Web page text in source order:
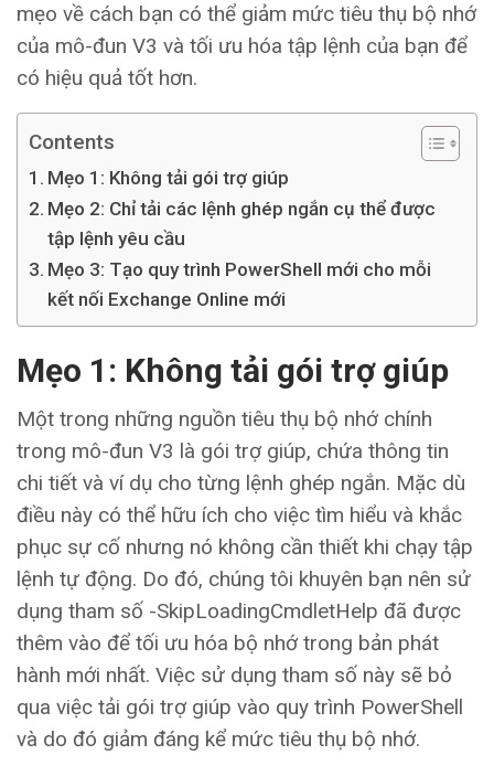
mẹo về cách bạn có thể giảm mức tiêu thụ bộ nhớ
của mô-đun V3 và tối ưu hóa tập lệnh của bạn để
có hiệu quả tốt hơn.
Contents
Mẹo 1: Không tải gói trợ giúp
Mẹo 2: Chỉ tải các lệnh ghép ngắn cụ thể được
tập lệnh yêu cầu
Mẹo 3: Tạo quy trình PowerShell mới cho mỗi
kết nối Exchange Online mới
Mẹo 1: Không tải gói trợ giúp
Một trong những nguồn tiêu thụ bộ nhớ chính
trong mô-đun V3 là gói trợ giúp, chứa thông tin
chi tiết và ví dụ cho từng lệnh ghép ngắn. Mặc dù
điều này có thể hữu ích cho việc tìm hiểu và khắc
phục sự cố nhưng nó không cần thiết khi chạy tập
lệnh tự động. Do đó, chúng tôi khuyên bạn nên sử
dụng tham số -SkipLoadingCmdletHelp đã được
thêm vào để tối ưu hóa bộ nhớ trong bản phát
hành mới nhất. Việc sử dụng tham số này sẽ bỏ
qua việc tải gói trợ giúp vào quy trình PowerShell
và do đó giảm đáng kể mức tiêu thụ bộ nhớ.